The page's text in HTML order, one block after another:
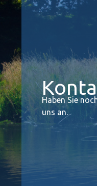
Haben Sie
uns an.